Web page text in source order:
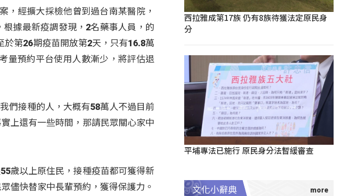
，經擴大採檢他曾到過台南某醫院，
據最新疫調發現，2名藥事人員，的
第26期疫苗開放第2天，只有16.8萬
量預約平台使用人數漸少，將評估退
們接種的人，大概有58萬人不過目前
上還有一些時間，那請民眾關心家中
歲以上原住民，接種疫苗都可獲得新
儘快替家中長輩預約，獲得保護力。
西拉雅成第17族 仍有8族待獲法定原民身
分
平埔專法已施行 原民身分法暫緩審查
文化小辭典